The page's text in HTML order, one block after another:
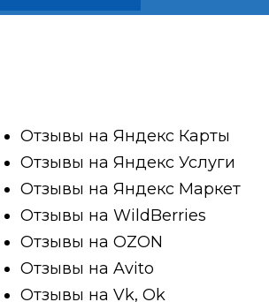
Отзывы на Яндекс Карты
Отзывы на Яндекс Услуги
Отзывы на Яндекс Маркет
Отзывы на WildBerries
Отзывы на OZON
Отзывы на Avito
Отзывы на Vk, Ok